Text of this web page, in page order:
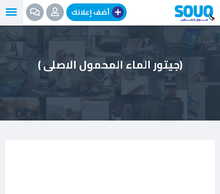
انتقل
إلى
المحتوى
أضف إعلانك
(جيتور الماء المحمول الاصلى )